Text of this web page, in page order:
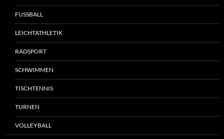
FUSSBALL
LEICHTATHLETIK
RADSPORT
SCHWIMMEN
TISCHTENNIS
TURNEN
VOLLEYBALL